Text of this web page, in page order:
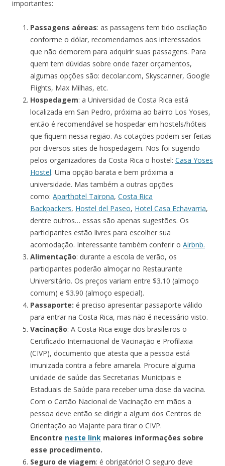
importantes:
Passagens aéreas: as passagens tem tido oscilação
conforme o dólar, recomendamos aos interessados
que não demorem para adquirir suas passagens. Para
quem tem dúvidas sobre onde fazer orçamentos,
algumas opções são: decolar.com, Skyscanner, Google
Flights, Max Milhas, etc.
Hospedagem: a Universidad de Costa Rica está
localizada em San Pedro, próxima ao bairro Los Yoses,
então é recomendável se hospedar em hostels/hóteis
que fiquem nessa região. As cotações podem ser feitas
por diversos sites de hospedagem. Nos foi sugerido
pelos organizadores da Costa Rica o hostel: Casa Yoses
Hostel. Uma opção barata e bem próxima a
universidade. Mas também a outras opções
como: Aparthotel Tairona, Costa Rica
Backpackers, Hostel del Paseo, Hotel Casa Echavarria,
dentre outros… essas são apenas sugestões. Os
participantes estão livres para escolher sua
acomodação. Interessante também conferir o Airbnb.
Alimentação: durante a escola de verão, os
participantes poderão almoçar no Restaurante
Universitário. Os preços variam entre $3.10 (almoço
comum) e $3.90 (almoço especial).
Passaporte: é preciso apresentar passaporte válido
para entrar na Costa Rica, mas não é necessário visto.
Vacinação: A Costa Rica exige dos brasileiros o
Certificado Internacional de Vacinação e Profilaxia
(CIVP), documento que atesta que a pessoa está
imunizada contra a febre amarela. Procure alguma
unidade de saúde das Secretarias Municipais e
Estaduais de Saúde para receber uma dose da vacina.
Com o Cartão Nacional de Vacinação em mãos a
pessoa deve então se dirigir a algum dos Centros de
Orientação ao Viajante para tirar o CIVP.
Encontre neste link maiores informações sobre
esse procedimento.
Seguro de viagem: é obrigatório! O seguro deve